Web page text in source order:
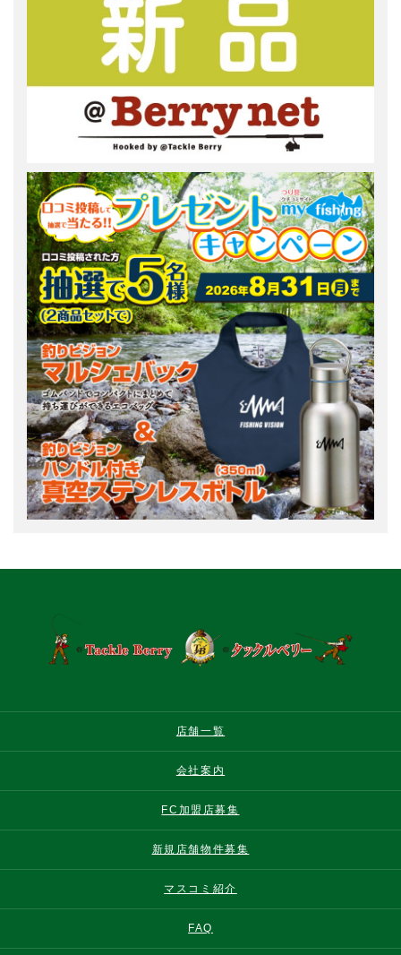
店舗一覧
会社案内
FC加盟店募集
新規店舗物件募集
マスコミ紹介
FAQ